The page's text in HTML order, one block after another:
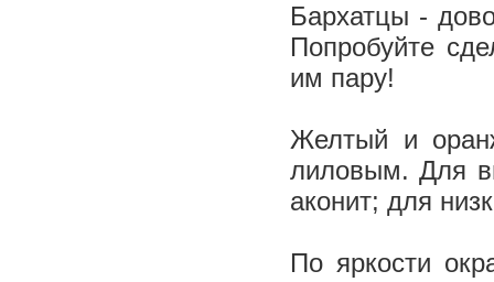
Бархатцы -
Попробуйте
им пару!
Желтый и
лиловым. Для
аконит; для
По яркости